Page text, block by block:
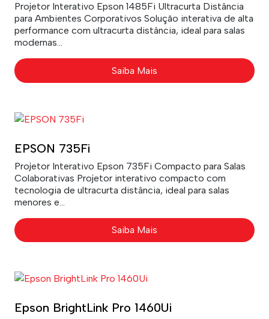
Projetor Interativo Epson 1485Fi Ultracurta Distância
para Ambientes Corporativos Solução interativa de alta
performance com ultracurta distância, ideal para salas
modernas...
Saiba Mais
EPSON 735Fi
Projetor Interativo Epson 735Fi Compacto para Salas
Colaborativas Projetor interativo compacto com
tecnologia de ultracurta distância, ideal para salas
menores e...
Saiba Mais
Epson BrightLink Pro 1460Ui